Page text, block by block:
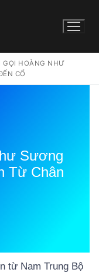
GỌI HOÀNG NHƯ
CỔ
Sương
Từ Chân
từ Nam Trung Bộ